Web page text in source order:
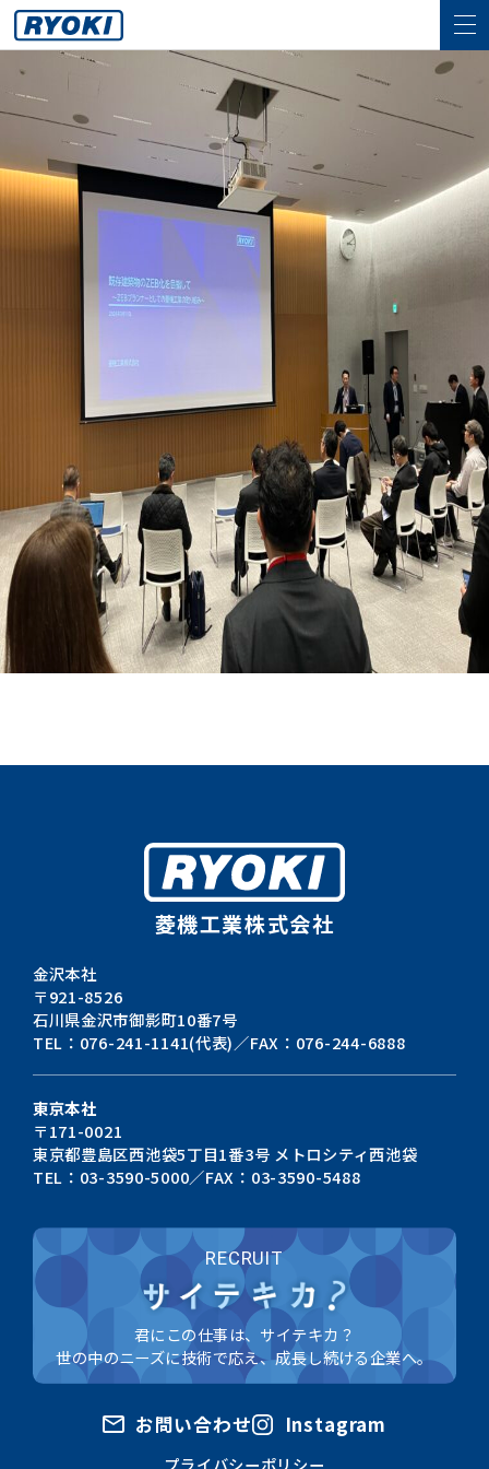
菱機工業株式会社
金沢本社
〒921-8526
石川県金沢市御影町10番7号
TEL：076-241-1141(代表)／FAX：076-244-6888
東京本社
〒171-0021
東京都豊島区西池袋5丁目1番3号 メトロシティ西池袋
TEL：03-3590-5000／FAX：03-3590-5488
RECRUIT
君にこの仕事は、サイテキカ？
世の中のニーズに技術で応え、成長し続ける企業へ。
お問い合わせ Instagram
プライバシーポリシー